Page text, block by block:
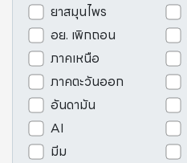
ยาสมุนไพร
อย. เพิกถอน
ภาคเหนือ
ภาคตะวันออก
อันดามัน
AI
มีม